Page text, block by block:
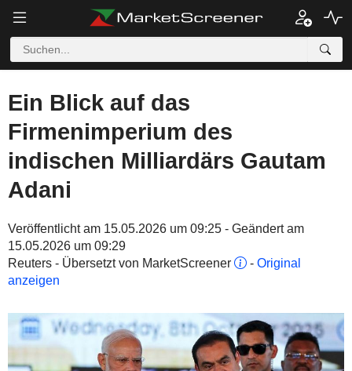
Ein Blick auf das
Firmenimperium des
indischen Milliardärs Gautam
Adani
Veröffentlicht am 15.05.2026 um 09:25 - Geändert am
15.05.2026 um 09:29
Reuters - Übersetzt von MarketScreener
- Original
anzeigen